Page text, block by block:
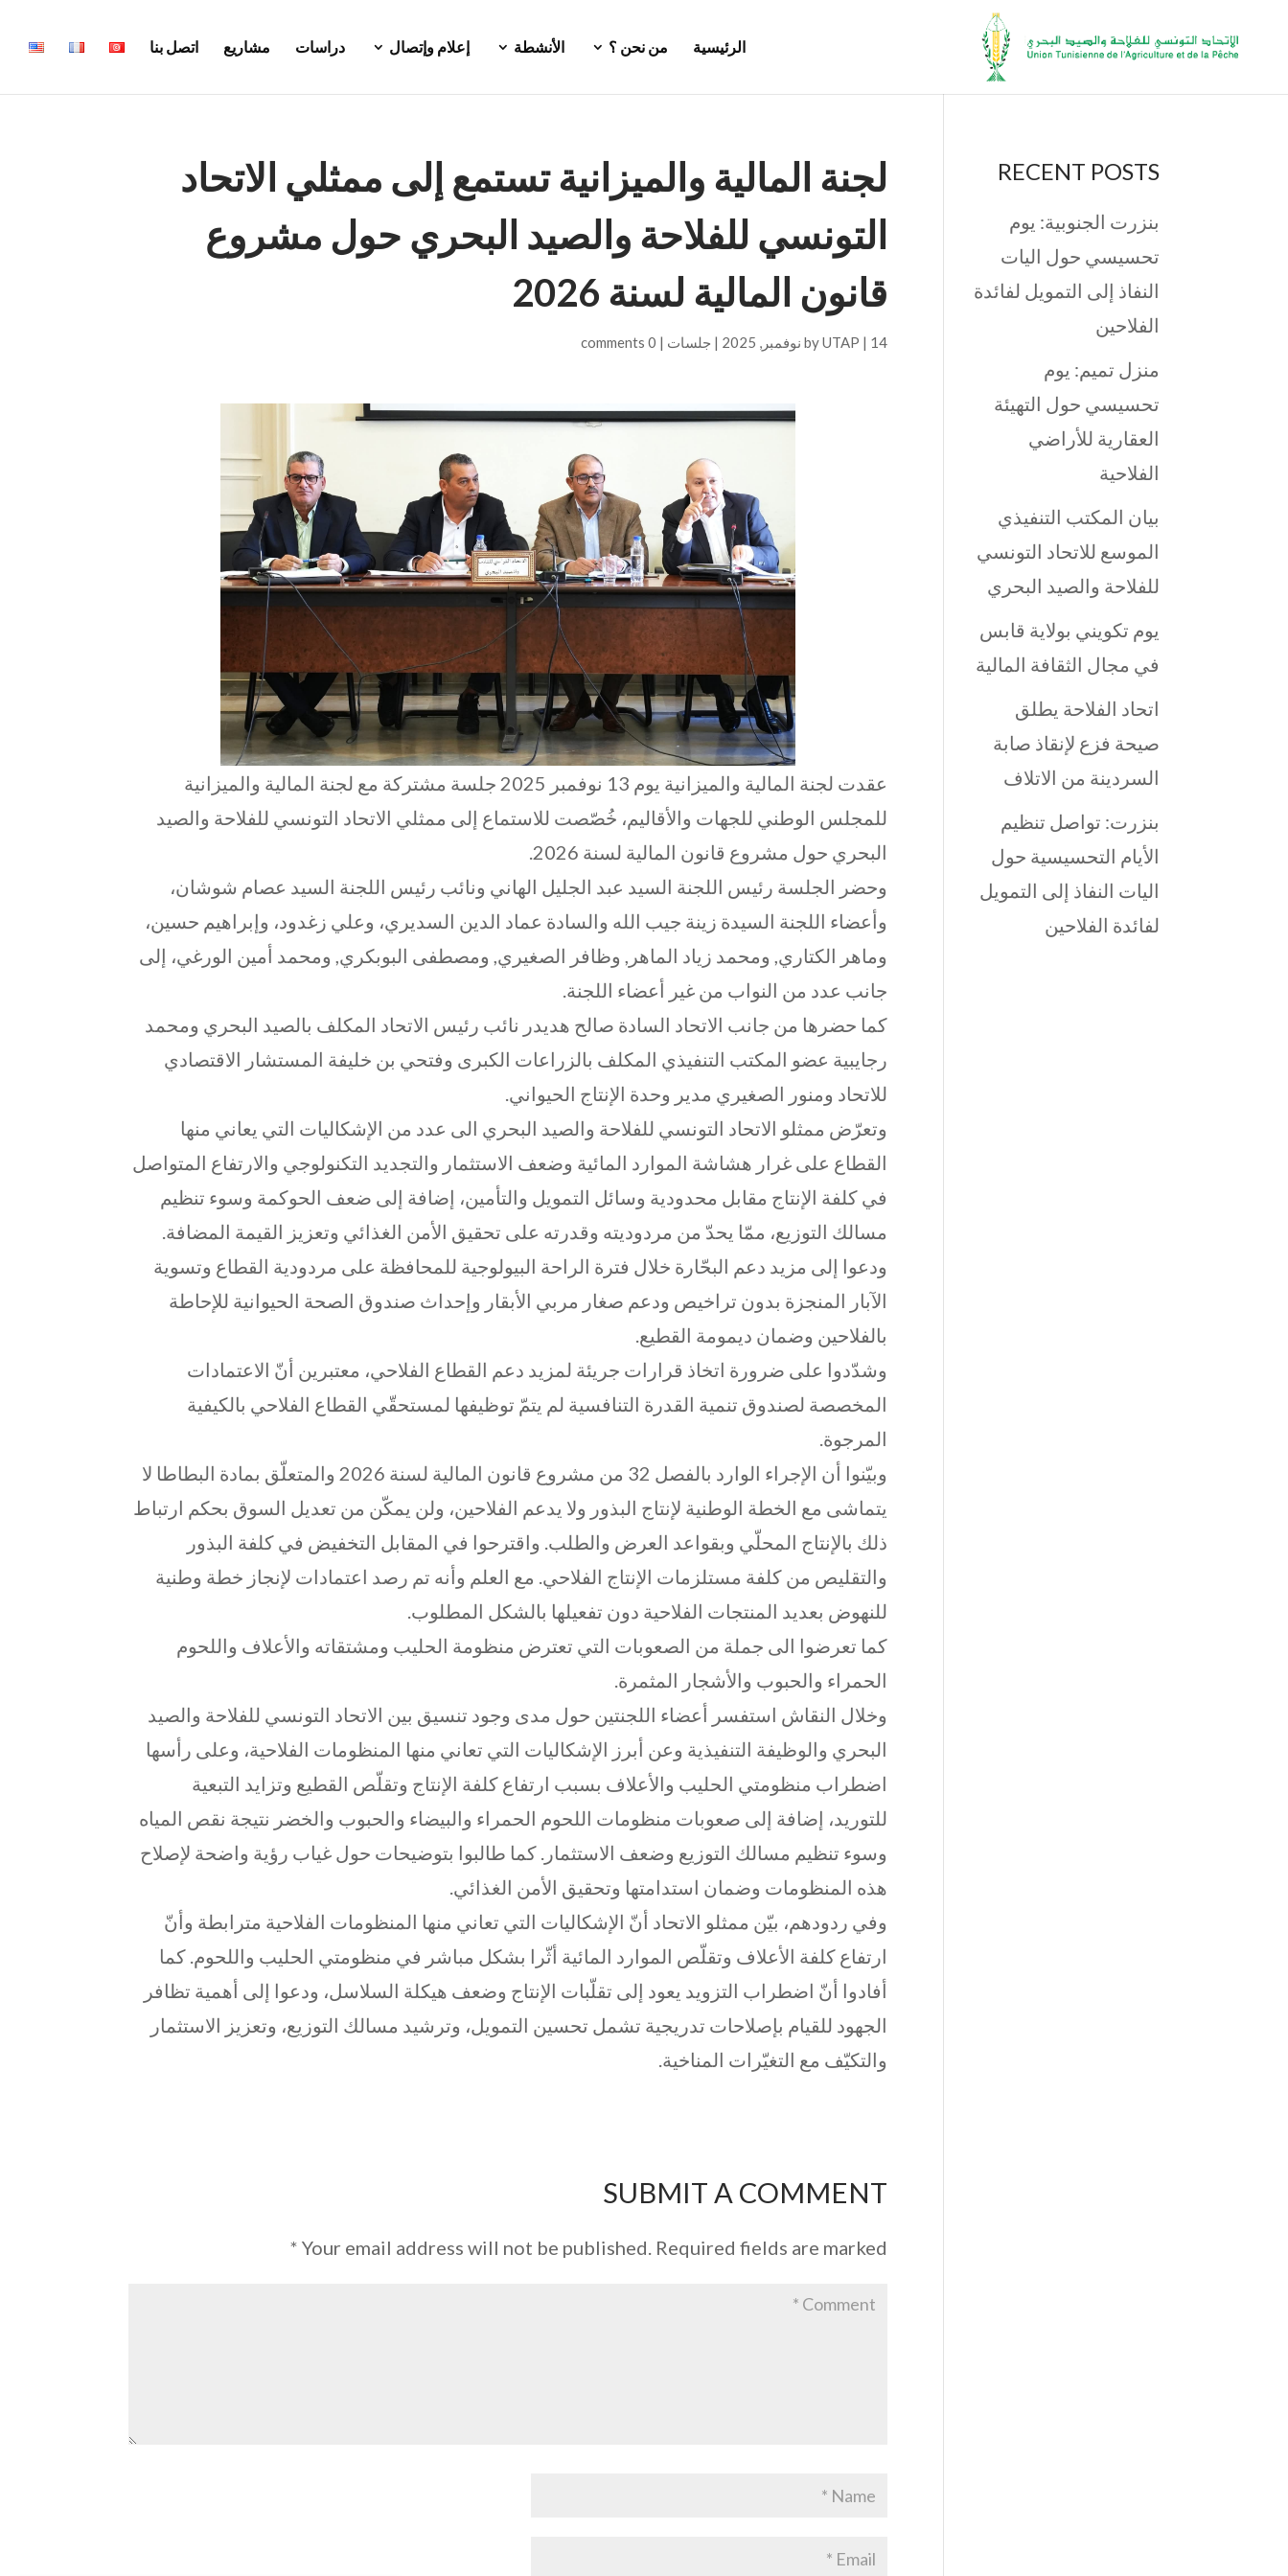
الرئيسية من نحن ؟ الأنشطة إعلام وإتصال دراسات مشاريع اتصل بنا
لجنة المالية والميزانية تستمع إلى ممثلي الاتحاد
التونسي للفلاحة والصيد البحري حول مشروع
قانون المالية لسنة 2026
byUTAP | 14 نوفمبر, 2025 | جلسات |
0 comments
عقدت لجنة المالية والميزانية يوم 13 نوفمبر 2025 جلسة مشتركة مع لجنة المالية والميزانية
للمجلس الوطني للجهات والأقاليم، خُصّصت للاستماع إلى ممثلي الاتحاد التونسي للفلاحة والصيد
البحري حول مشروع قانون المالية لسنة 2026.
وحضر الجلسة رئيس اللجنة السيد عبد الجليل الهاني ونائب رئيس اللجنة السيد عصام شوشان،
وأعضاء اللجنة السيدة زينة جيب الله والسادة عماد الدين السديري، وعلي زغدود، وإبراهيم حسين،
وماهر الكتاري, ومحمد زياد الماهر, وظافر الصغيري, ومصطفى البوبكري, ومحمد أمين الورغي، إلى
جانب عدد من النواب من غير أعضاء اللجنة.
كما حضرها من جانب الاتحاد السادة صالح هديدر نائب رئيس الاتحاد المكلف بالصيد البحري ومحمد
رجايبية عضو المكتب التنفيذي المكلف بالزراعات الكبرى وفتحي بن خليفة المستشار الاقتصادي
للاتحاد ومنور الصغيري مدير وحدة الإنتاج الحيواني.
وتعرّض ممثلو الاتحاد التونسي للفلاحة والصيد البحري الى عدد من الإشكاليات التي يعاني منها
القطاع على غرار هشاشة الموارد المائية وضعف الاستثمار والتجديد التكنولوجي والارتفاع المتواصل
في كلفة الإنتاج مقابل محدودية وسائل التمويل والتأمين، إضافة إلى ضعف الحوكمة وسوء تنظيم
مسالك التوزيع، ممّا يحدّ من مردوديته وقدرته على تحقيق الأمن الغذائي وتعزيز القيمة المضافة.
ودعوا إلى مزيد دعم البحّارة خلال فترة الراحة البيولوجية للمحافظة على مردودية القطاع وتسوية
الآبار المنجزة بدون تراخيص ودعم صغار مربي الأبقار وإحداث صندوق الصحة الحيوانية للإحاطة
بالفلاحين وضمان ديمومة القطيع.
وشدّدوا على ضرورة اتخاذ قرارات جريئة لمزيد دعم القطاع الفلاحي، معتبرين أنّ الاعتمادات
المخصصة لصندوق تنمية القدرة التنافسية لم يتمّ توظيفها لمستحقّي القطاع الفلاحي بالكيفية
المرجوة.
وبيّنوا أن الإجراء الوارد بالفصل 32 من مشروع قانون المالية لسنة 2026 والمتعلّق بمادة البطاطا لا
يتماشى مع الخطة الوطنية لإنتاج البذور ولا يدعم الفلاحين، ولن يمكّن من تعديل السوق بحكم ارتباط
ذلك بالإنتاج المحلّي وبقواعد العرض والطلب. واقترحوا في المقابل التخفيض في كلفة البذور
والتقليص من كلفة مستلزمات الإنتاج الفلاحي. مع العلم وأنه تم رصد اعتمادات لإنجاز خطة وطنية
للنهوض بعديد المنتجات الفلاحية دون تفعيلها بالشكل المطلوب.
كما تعرضوا الى جملة من الصعوبات التي تعترض منظومة الحليب ومشتقاته والأعلاف واللحوم
الحمراء والحبوب والأشجار المثمرة.
وخلال النقاش استفسر أعضاء اللجنتين حول مدى وجود تنسيق بين الاتحاد التونسي للفلاحة والصيد
البحري والوظيفة التنفيذية وعن أبرز الإشكاليات التي تعاني منها المنظومات الفلاحية، وعلى رأسها
اضطراب منظومتي الحليب والأعلاف بسبب ارتفاع كلفة الإنتاج وتقلّص القطيع وتزايد التبعية
للتوريد، إضافة إلى صعوبات منظومات اللحوم الحمراء والبيضاء والحبوب والخضر نتيجة نقص المياه
وسوء تنظيم مسالك التوزيع وضعف الاستثمار. كما طالبوا بتوضيحات حول غياب رؤية واضحة لإصلاح
هذه المنظومات وضمان استدامتها وتحقيق الأمن الغذائي.
وفي ردودهم، بيّن ممثلو الاتحاد أنّ الإشكاليات التي تعاني منها المنظومات الفلاحية مترابطة وأنّ
ارتفاع كلفة الأعلاف وتقلّص الموارد المائية أثّرا بشكل مباشر في منظومتي الحليب واللحوم. كما
أفادوا أنّ اضطراب التزويد يعود إلى تقلّبات الإنتاج وضعف هيكلة السلاسل، ودعوا إلى أهمية تظافر
الجهود للقيام بإصلاحات تدريجية تشمل تحسين التمويل، وترشيد مسالك التوزيع، وتعزيز الاستثمار
والتكيّف مع التغيّرات المناخية.
SUBMIT A COMMENT
Your email address will not be published. Required fields are marked
*
RECENT POSTS
بنزرت الجنوبية: يوم
تحسيسي حول اليات
النفاذ إلى التمويل لفائدة
الفلاحين
منزل تميم: يوم
تحسيسي حول التهيئة
العقارية للأراضي
الفلاحية
بيان المكتب التنفيذي
الموسع للاتحاد التونسي
للفلاحة والصيد البحري
يوم تكويني بولاية قابس
في مجال الثقافة المالية
اتحاد الفلاحة يطلق
صيحة فزع لإنقاذ صابة
السردينة من الاتلاف
بنزرت: تواصل تنظيم
الأيام التحسيسية حول
اليات النفاذ إلى التمويل
لفائدة الفلاحين